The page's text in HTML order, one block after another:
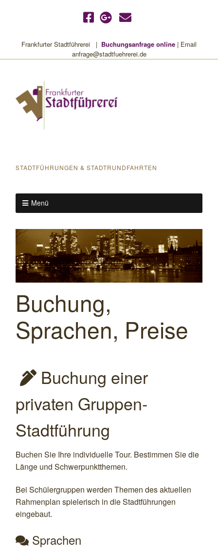
Frankfurter Stadtführerei | Buchungsanfrage online | Email
anfrage@stadtfuehrerei.de
STADTFÜHRUNGEN & STADTRUNDFAHRTEN
Menü
Buchung,
Sprachen, Preise
 Buchung einer
privaten Gruppen-
Stadtführung
Buchen Sie Ihre individuelle Tour. Bestimmen Sie die
Länge und Schwerpunktthemen.
Bei Schülergruppen werden Themen des aktuellen
Rahmenplan spielerisch in die Stadtführungen
eingebaut.
 Sprachen